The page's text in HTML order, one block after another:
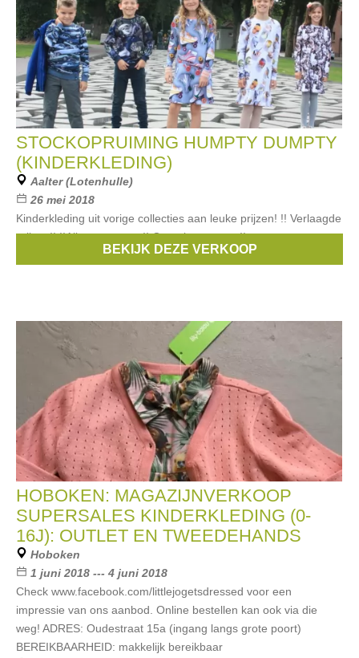
STOCKOPRUIMING HUMPTY DUMPTY
(KINDERKLEDING)
Aalter (Lotenhulle)
26 mei 2018
Kinderkleding uit vorige collecties aan leuke prijzen! !! Verlaagde
prijzen!! !!Alles moet weg!! Geen bancontact!!
Esprit,strass ,Vingino,Pepe Jeans
BEKIJK DEZE VERKOOP
HOBOKEN: MAGAZIJNVERKOOP
SUPERSALES KINDERKLEDING (0-
16J): OUTLET EN TWEEDEHANDS
Hoboken
1 juni 2018 --- 4 juni 2018
Check www.facebook.com/littlejogetsdressed voor een
impressie van ons aanbod. Online bestellen kan ook via die
weg! ADRES: Oudestraat 15a (ingang langs grote poort)
BEREIKBAARHEID: makkelijk bereikbaar